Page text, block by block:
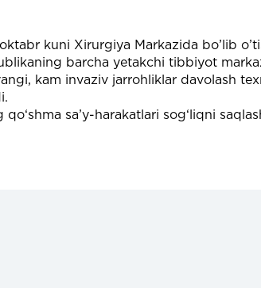
kuni Xirurgiya Markazida bo’lib
barcha yetakchi tibbiyot
kam invaziv jarrohliklar davolash
qo‘shma sa’y-harakatlari sog‘liqni